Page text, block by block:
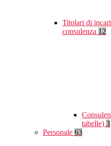
Titolari di
consulenza 12
tabelle) 3
Personale 63